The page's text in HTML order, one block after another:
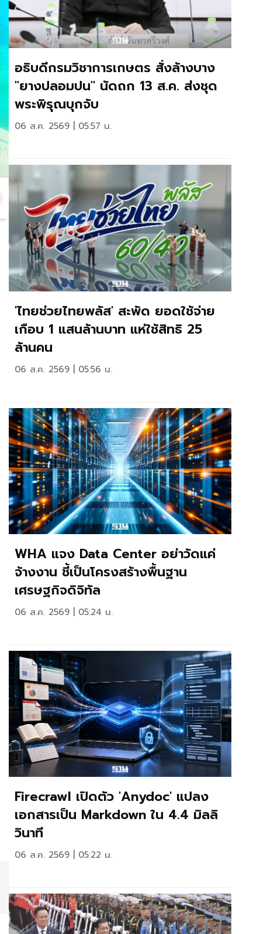
อธิบดีกรมวิชาการเกษตร สั่งล้างบาง
"ยางปลอมปน" นัดถก 13 ส.ค. ส่งชุด
พระพิรุณบุกจับ
06 ส.ค. 2569 | 05:57 น.
'ไทยช่วยไทยพลัส' สะพัด ยอดใช้จ่าย
เกือบ 1 แสนล้านบาท แห่ใช้สิทธิ 25
ล้านคน
06 ส.ค. 2569 | 05:56 น.
WHA แจง Data Center อย่าวัดแค่
จ้างงาน ชี้เป็นโครงสร้างพื้นฐาน
เศรษฐกิจดิจิทัล
06 ส.ค. 2569 | 05:24 น.
Firecrawl เปิดตัว 'anydoc' แปลง
เอกสารเป็น Markdown ใน 4.4 มิลลิ
วินาที
06 ส.ค. 2569 | 05:22 น.